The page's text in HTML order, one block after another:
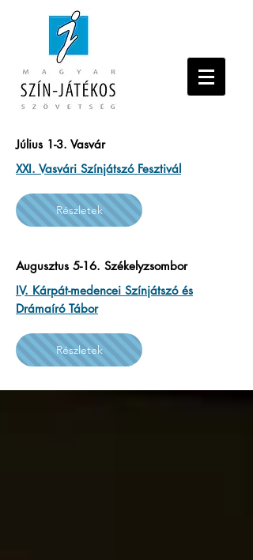
Július 1-3. Vasvár
XXI. Vasvári Színjátszó Fesztivál
Részletek
Augusztus 5-16. Székelyzsombor
IV. Kárpát-medencei Színjátszó és
Drámaíró Tábor
Részletek